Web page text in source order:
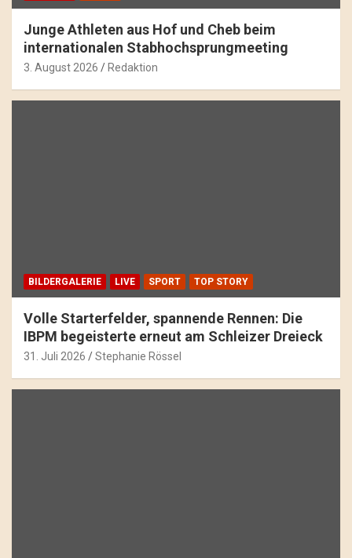
Junge Athleten aus Hof und Cheb beim
internationalen Stabhochsprungmeeting
3. August 2026 Redaktion
BILDERGALERIE LIVE SPORT TOP STORY
Volle Starterfelder, spannende Rennen: Die
IBPM begeisterte erneut am Schleizer Dreieck
31. Juli 2026 Stephanie Rössel